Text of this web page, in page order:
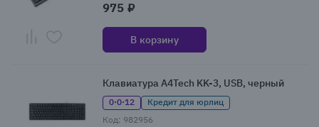
975 ₽
В корзину
Клавиатура A4Tech KK-3, USB, черный
0·0·12
Кредит для юрлиц
Код: 982956